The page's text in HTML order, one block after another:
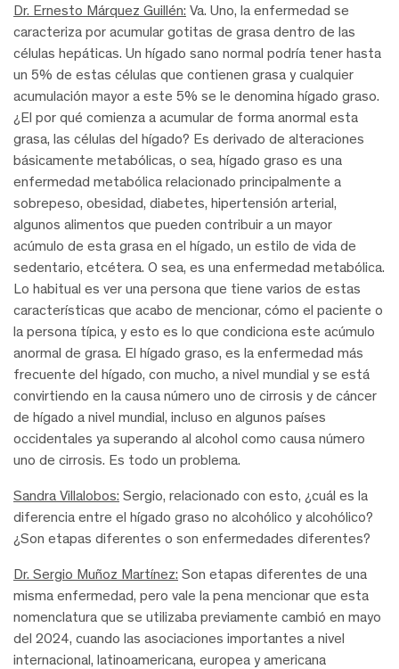
Dr. Ernesto Márquez Guillén: Va. Uno, la enfermedad se
caracteriza por acumular gotitas de grasa dentro de las
células hepáticas. Un hígado sano normal podría tener hasta
un 5% de estas células que contienen grasa y cualquier
acumulación mayor a este 5% se le denomina hígado graso.
¿El por qué comienza a acumular de forma anormal esta
grasa, las células del hígado? Es derivado de alteraciones
básicamente metabólicas, o sea, hígado graso es una
enfermedad metabólica relacionado principalmente a
sobrepeso, obesidad, diabetes, hipertensión arterial,
algunos alimentos que pueden contribuir a un mayor
acúmulo de esta grasa en el hígado, un estilo de vida de
sedentario, etcétera. O sea, es una enfermedad metabólica.
Lo habitual es ver una persona que tiene varios de estas
características que acabo de mencionar, cómo el paciente o
la persona típica, y esto es lo que condiciona este acúmulo
anormal de grasa. El hígado graso, es la enfermedad más
frecuente del hígado, con mucho, a nivel mundial y se está
convirtiendo en la causa número uno de cirrosis y de cáncer
de hígado a nivel mundial, incluso en algunos países
occidentales ya superando al alcohol como causa número
uno de cirrosis. Es todo un problema.
Sandra Villalobos: Sergio, relacionado con esto, ¿cuál es la
diferencia entre el hígado graso no alcohólico y alcohólico?
¿Son etapas diferentes o son enfermedades diferentes?
Dr. Sergio Muñoz Martínez: Son etapas diferentes de una
misma enfermedad, pero vale la pena mencionar que esta
nomenclatura que se utilizaba previamente cambió en mayo
del 2024, cuando las asociaciones importantes a nivel
internacional, latinoamericana, europea y americana